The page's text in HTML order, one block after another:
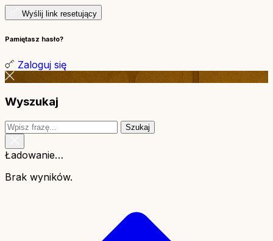
Wyślij link resetujący
Pamiętasz hasło?
Zaloguj się
Wyszukaj
Szukaj
Ładowanie…
Brak wyników.